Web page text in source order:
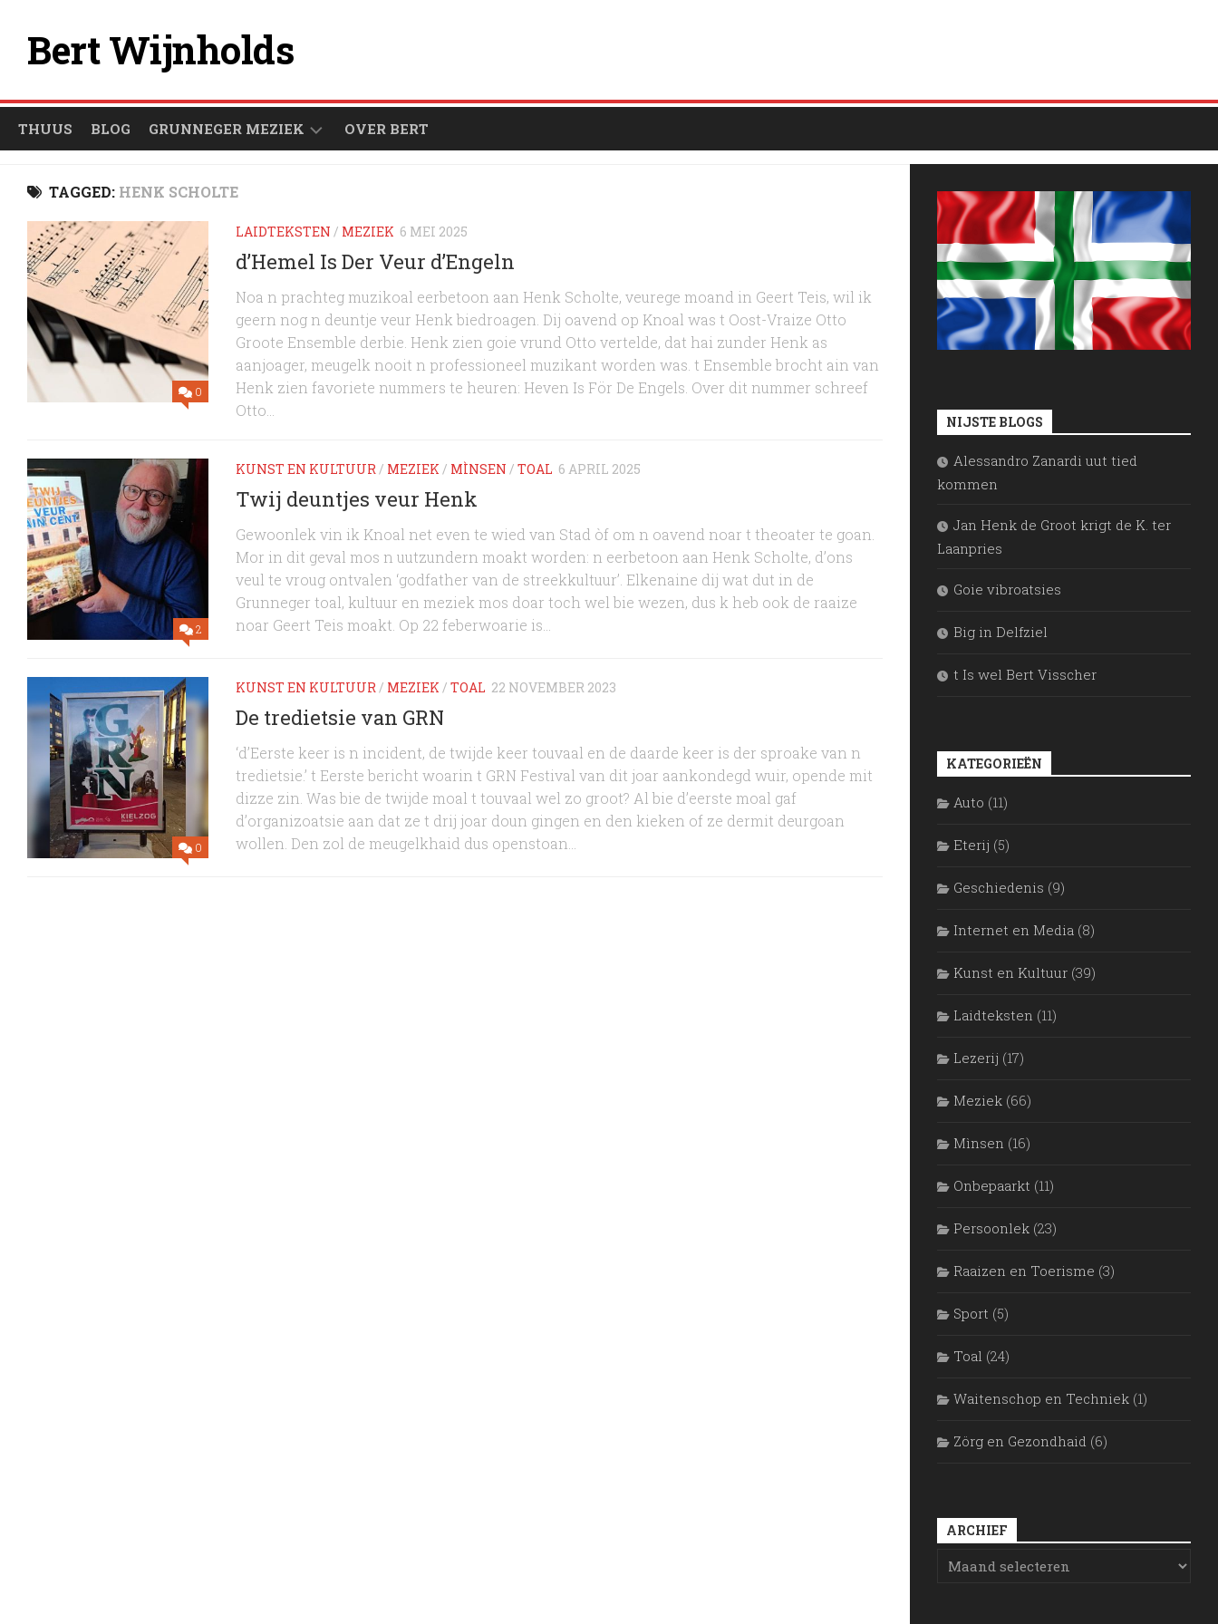
Bert Wijnholds
THUUS BLOG GRUNNEGER MEZIEK
1000
ARTIESTEN
OVER BERT
TAGGED: HENK SCHOLTE
0
LAIDTEKSTEN / MEZIEK 6 MEI 2025
d’Hemel Is Der Veur d’Engeln
Noa n prachteg muzikoal eerbetoon aan Henk Scholte, veurege moand in Geert Teis, wil ik
geern nog n deuntje veur Henk biedroagen. Dij oavend op Knoal was t Oost-Vraize Otto
Groote Ensemble derbie. Henk zien goie vrund Otto vertelde, dat hai zunder Henk as
aanjoager, meugelk nooit n professioneel muzikant worden was. t Ensemble brocht ain van
Henk zien favoriete nummers te heuren: Heven Is För De Engels. Over dit nummer schreef
Otto...
2
KUNST EN KULTUUR/ MEZIEK / MÌNSEN / TOAL 6 APRIL 2025
Twij deuntjes veur Henk
Gewoonlek vin ik Knoal net even te wied van Stad òf om n oavend noar t theoater te goan.
Mor in dit geval mos n uutzundern moakt worden: n eerbetoon aan Henk Scholte, d’ons
veul te vroug ontvalen ‘godfather van de streekkultuur’. Elkenaine dij wat dut in de
Grunneger toal, kultuur en meziek mos doar toch wel bie wezen, dus k heb ook de raaize
noar Geert Teis moakt. Op 22 feberwoarie is...
0
KUNST EN KULTUUR/ MEZIEK / TOAL 22 NOVEMBER 2023
De tredietsie van GRN
‘d’Eerste keer is n incident, de twijde keer touvaal en de daarde keer is der sproake van n
tredietsie.’ t Eerste bericht woarin t GRN Festival van dit joar aankondegd wuir, opende mit
dizze zin. Was bie de twijde moal t touvaal wel zo groot? Al bie d’eerste moal gaf
d’organizoatsie aan dat ze t drij joar doun gingen en den kieken of ze dermit deurgoan
wollen. Den zol de meugelkhaid dus openstoan...
NIJSTE BLOGS
Alessandro Zanardi uut tied
kommen
Jan Henk de Groot krigt de K. ter
Laanpries
Goie vibroatsies
Big in Delfziel
t Is wel Bert Visscher
KATEGORIEËN
Auto (11)
Eterij (5)
Geschiedenis (9)
Internet en Media (8)
Kunst en Kultuur (39)
Laidteksten (11)
Lezerij (17)
Meziek (66)
Mìnsen (16)
Onbepaarkt (11)
Persoonlek (23)
Raaizen en Toerisme (3)
Sport (5)
Toal (24)
Waitenschop en Techniek (1)
Zörg en Gezondhaid (6)
ARCHIEF